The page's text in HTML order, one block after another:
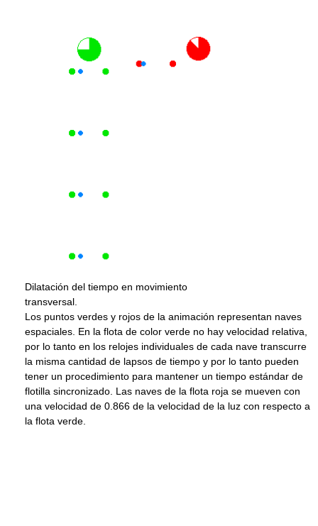
Dilatación del tiempo en movimiento
transversal.
Los puntos verdes y rojos de la animación representan naves
espaciales. En la flota de color verde no hay velocidad relativa,
por lo tanto en los relojes individuales de cada nave transcurre
la misma cantidad de lapsos de tiempo y por lo tanto pueden
tener un procedimiento para mantener un tiempo estándar de
flotilla sincronizado. Las naves de la flota roja se mueven con
una velocidad de 0.866 de la velocidad de la luz con respecto a
la flota verde.